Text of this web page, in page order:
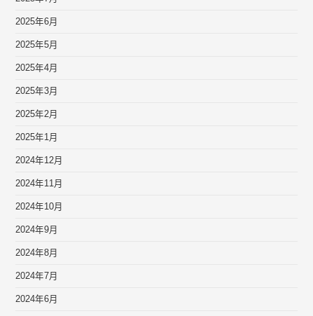
2025年6月
2025年5月
2025年4月
2025年3月
2025年2月
2025年1月
2024年12月
2024年11月
2024年10月
2024年9月
2024年8月
2024年7月
2024年6月